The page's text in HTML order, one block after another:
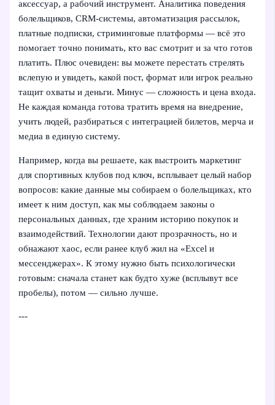
аксессуар, а рабочий инструмент. Аналитика поведения
болельщиков, CRM-системы, автоматизация рассылок,
платные подписки, стриминговые платформы — всё это
помогает точно понимать, кто вас смотрит и за что готов
платить. Плюс очевиден: вы можете перестать стрелять
вслепую и увидеть, какой пост, формат или игрок реально
тащит охваты и деньги. Минус — сложность и цена входа.
Не каждая команда готова тратить время на внедрение,
учить людей, разбираться с интеграцией билетов, мерча и
медиа в единую систему.
Например, когда вы решаете, как выстроить маркетинг
для спортивных клубов под ключ, всплывает целый набор
вопросов: какие данные мы собираем о болельщиках, кто
имеет к ним доступ, как мы соблюдаем законы о
персональных данных, где храним историю покупок и
взаимодействий. Технологии дают прозрачность, но и
обнажают хаос, если ранее клуб жил на «Excel и
мессенджерах». К этому нужно быть психологически
готовым: сначала станет как будто хуже (всплывут все
пробелы), потом — сильно лучше.
---